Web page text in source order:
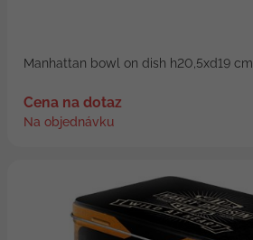
Manhattan bowl on dish h20,5xd19 cm
Cena na dotaz
Na objednávku